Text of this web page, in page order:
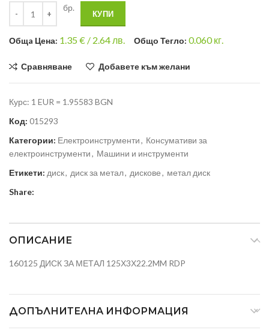
бр.
КУПИ
Общa Цена: 1.35€ / 2.64 лв. Общо Тегло: 0.060кг.
Сравняване Добавете към желани
Курс: 1 EUR = 1.95583 BGN
Код: 015293
Категории: Електроинструменти, Консумативи за
електроинструменти, Машини и инструменти
Етикети: диск, диск за метал, дискове, метал диск
Share:
ОПИСАНИЕ
160125 ДИСК ЗА МЕТАЛ 125Х3Х22.2MM RDP
ДОПЪЛНИТЕЛНА ИНФОРМАЦИЯ